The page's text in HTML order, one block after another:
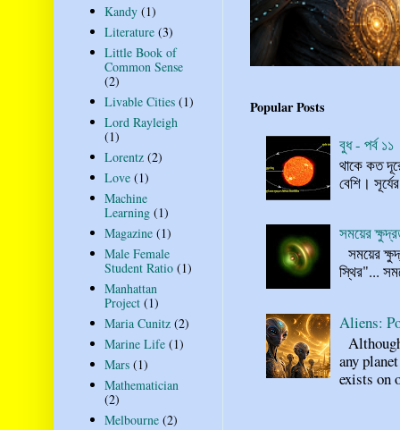
Popular Posts
বুধ - পর্ব ১১
থাকে কত
বেশি।
সময়ের
সময়ের
স্থির"...
Aliens:
any
exists on
Kandy (1)
Literature (3)
Little Book of
Common Sense
(2)
Livable Cities (1)
Lord Rayleigh
(1)
Lorentz (2)
Love (1)
Machine
Learning (1)
Magazine (1)
Male Female
Student Ratio (1)
Manhattan
Project (1)
Maria Cunitz (2)
Marine Life (1)
Mars (1)
Mathematician
(2)
Melbourne (2)